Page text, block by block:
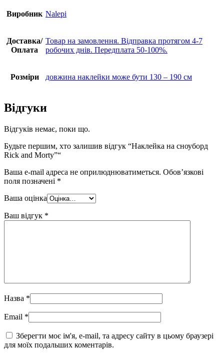
Виробник Nalepi
Доставка/
Оплата
Товар на замовлення. Відправка протягом 4-7
робочих днів. Передплата 50-100%.
Розміри довжина наклейки може бути 130 – 190 см
Відгуки
Відгуків немає, поки що.
Будьте першим, хто залишив відгук “Наклейка на сноуборд
Rick and Morty”“
Ваша e-mail адреса не оприлюднюватиметься. Обов’язкові
поля позначені *
Ваша оцінка
Ваш відгук *
Назва *
Email *
Зберегти моє ім'я, e-mail, та адресу сайту в цьому браузері
для моїх подальших коментарів.